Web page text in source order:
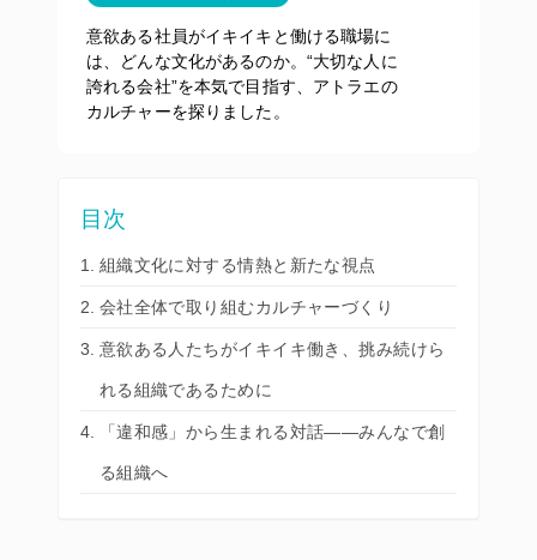
意欲ある社員がイキイキと働ける職場に
は、どんな文化があるのか。“大切な人に
誇れる会社”を本気で目指す、アトラエの
カルチャーを探りました。
目次
組織文化に対する情熱と新たな視点
会社全体で取り組むカルチャーづくり
意欲ある人たちがイキイキ働き、挑み続けら
れる組織であるために
「違和感」から生まれる対話——みんなで創
る組織へ